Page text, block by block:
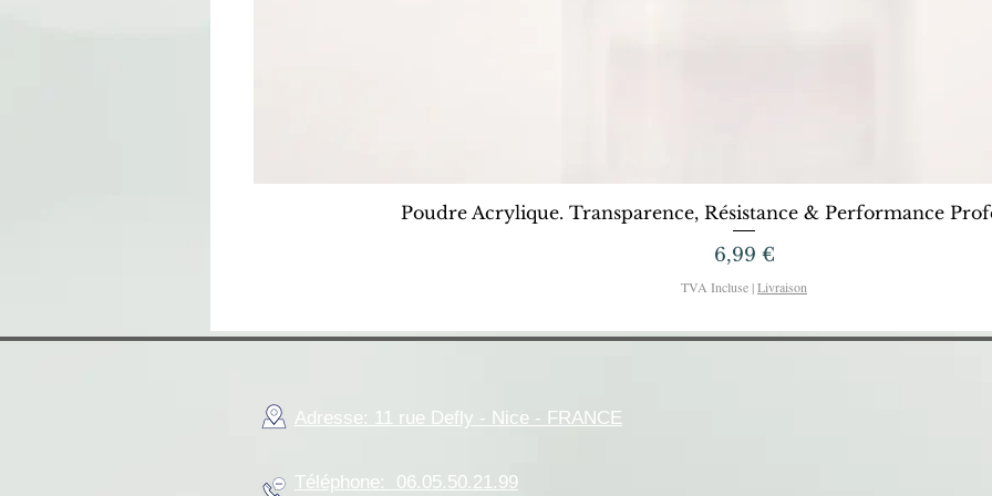
Aperçu rapide
Poudre Acrylique. Transparence, Résistance & Performance
Prix
6,99 €
TVA Incluse |Livraison
Adresse: 11 rue Defly - Nice - FRANCE
Téléphone: 06.05.50.21.99